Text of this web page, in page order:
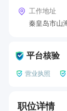
工作地址
秦皇岛市山
平台核验
营业执照
职位详情